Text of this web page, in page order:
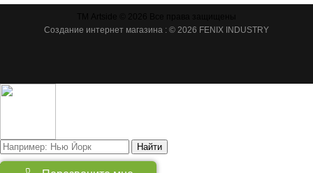
Создание интернет магазина : © 2026 FENIX INDUSTRY
Найти
Товаров: 0)